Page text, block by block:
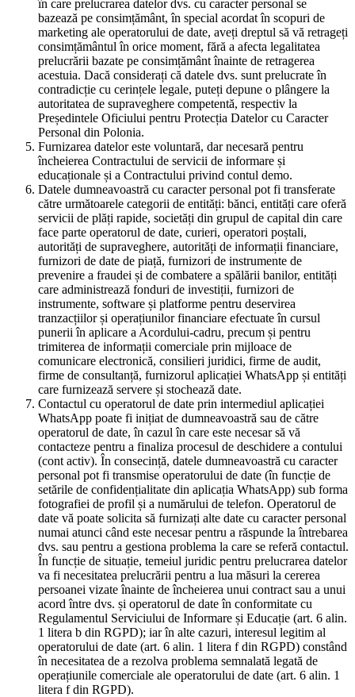
în care prelucrarea datelor dvs. cu caracter personal se
bazează pe consimțământ, în special acordat în scopuri de
marketing ale operatorului de date, aveți dreptul să vă retrageți
consimțământul în orice moment, fără a afecta legalitatea
prelucrării bazate pe consimțământ înainte de retragerea
acestuia. Dacă considerați că datele dvs. sunt prelucrate în
contradicție cu cerințele legale, puteți depune o plângere la
autoritatea de supraveghere competentă, respectiv la
Președintele Oficiului pentru Protecția Datelor cu Caracter
Personal din Polonia.
Furnizarea datelor este voluntară, dar necesară pentru
încheierea Contractului de servicii de informare și
educaționale și a Contractului privind contul demo.
Datele dumneavoastră cu caracter personal pot fi transferate
către următoarele categorii de entități: bănci, entități care oferă
servicii de plăți rapide, societăți din grupul de capital din care
face parte operatorul de date, curieri, operatori poștali,
autorități de supraveghere, autorități de informații financiare,
furnizori de date de piață, furnizori de instrumente de
prevenire a fraudei și de combatere a spălării banilor, entități
care administrează fonduri de investiții, furnizori de
instrumente, software și platforme pentru deservirea
tranzacțiilor și operațiunilor financiare efectuate în cursul
punerii în aplicare a Acordului-cadru, precum și pentru
trimiterea de informații comerciale prin mijloace de
comunicare electronică, consilieri juridici, firme de audit,
firme de consultanță, furnizorul aplicației WhatsApp și entități
care furnizează servere și stochează date.
Contactul cu operatorul de date prin intermediul aplicației
WhatsApp poate fi inițiat de dumneavoastră sau de către
operatorul de date, în cazul în care este necesar să vă
contacteze pentru a finaliza procesul de deschidere a contului
(cont activ). În consecință, datele dumneavoastră cu caracter
personal pot fi transmise operatorului de date (în funcție de
setările de confidențialitate din aplicația WhatsApp) sub forma
fotografiei de profil și a numărului de telefon. Operatorul de
date vă poate solicita să furnizați alte date cu caracter personal
numai atunci când este necesar pentru a răspunde la întrebarea
dvs. sau pentru a gestiona problema la care se referă contactul.
În funcție de situație, temeiul juridic pentru prelucrarea datelor
va fi necesitatea prelucrării pentru a lua măsuri la cererea
persoanei vizate înainte de încheierea unui contract sau a unui
acord între dvs. și operatorul de date în conformitate cu
Regulamentul Serviciului de Informare și Educație (art. 6 alin.
1 litera b din RGPD); iar în alte cazuri, interesul legitim al
operatorului de date (art. 6 alin. 1 litera f din RGPD) constând
în necesitatea de a rezolva problema semnalată legată de
operațiunile comerciale ale operatorului de date (art. 6 alin. 1
litera f din RGPD).